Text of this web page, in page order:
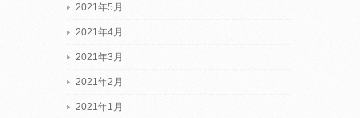
2021年5月
2021年4月
2021年3月
2021年2月
2021年1月